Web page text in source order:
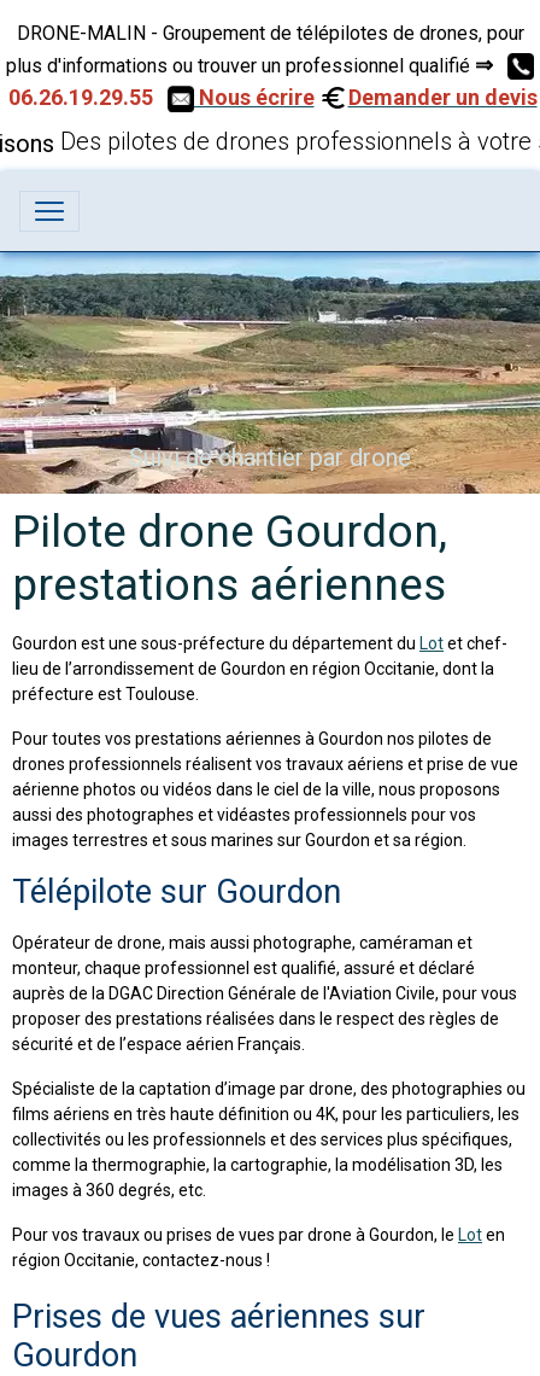
DRONE-MALIN - Groupement de télépilotes de drones, pour
plus d'informations ou trouver un professionnel qualifié ⇒
06.26.19.29.55
Nous écrire Demander un devis
Des pilotes de drones professionnels à votre
Suivi de chantier par drone
Pilote drone Gourdon,
prestations aériennes
Gourdon est une sous-préfecture du département du Lotet chef-
lieu de l’arrondissement de Gourdon en région Occitanie, dont la
préfecture est Toulouse.
Pour toutes vos prestations aériennes à Gourdon nos pilotes de
drones professionnels réalisent vos travaux aériens et prise de vue
aérienne photos ou vidéos dans le ciel de la ville, nous proposons
aussi des photographes et vidéastes professionnels pour vos
images terrestres et sous marines sur Gourdon et sa région.
Télépilote sur Gourdon
Opérateur de drone, mais aussi photographe, caméraman et
monteur, chaque professionnel est qualifié, assuré et déclaré
auprès de la DGAC Direction Générale de l'Aviation Civile, pour vous
proposer des prestations réalisées dans le respect des règles de
sécurité et de l’espace aérien Français.
Spécialiste de la captation d’image par drone, des photographies ou
films aériens en très haute définition ou 4K, pour les particuliers, les
collectivités ou les professionnels et des services plus spécifiques,
comme la thermographie, la cartographie, la modélisation 3D, les
images à 360 degrés, etc.
Pour vos travaux ou prises de vues par drone à Gourdon, le Loten
région Occitanie, contactez-nous !
Prises de vues aériennes sur
Gourdon